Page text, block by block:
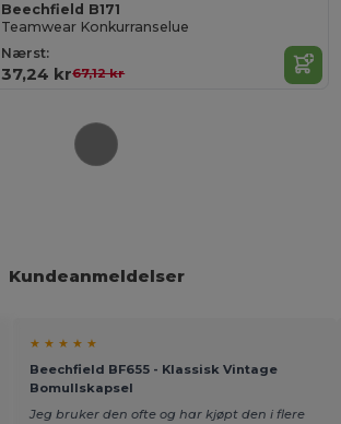
Beechfield B171
Teamwear Konkurranselue
Nærst:
37,24 kr67,12 kr
Kundeanmeldelser
★ ★ ★ ★ ★
Beechfield BF655 - Klassisk Vintage
Bomullskapsel
Jeg bruker den ofte og har kjøpt den i flere